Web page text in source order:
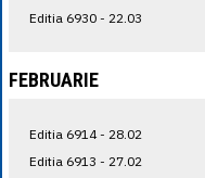
Editia 6930 - 22.03
FEBRUARIE
Editia 6914 - 28.02
Editia 6913 - 27.02